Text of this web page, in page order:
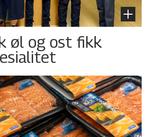
øl og ost fikk